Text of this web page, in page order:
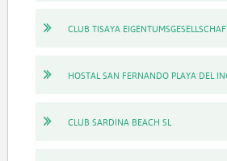
CLUB TISAYA
HOSTAL SAN FERNANDO PLAYA DEL
CLUB SARDINA BEACH SL